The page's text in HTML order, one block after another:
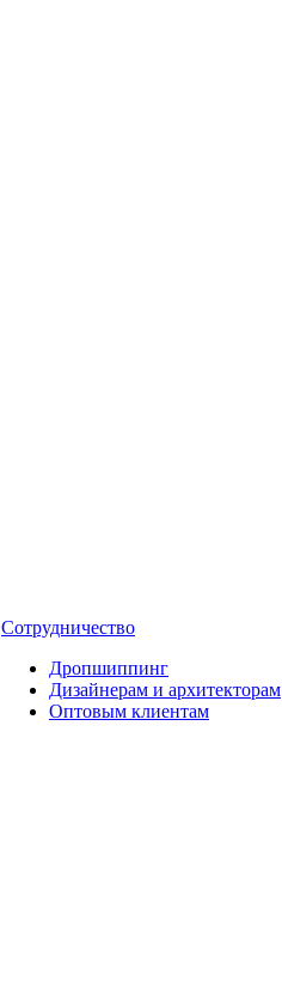
Сотрудничество
Дропшиппинг
Дизайнерам и архитекторам
Оптовым клиентам